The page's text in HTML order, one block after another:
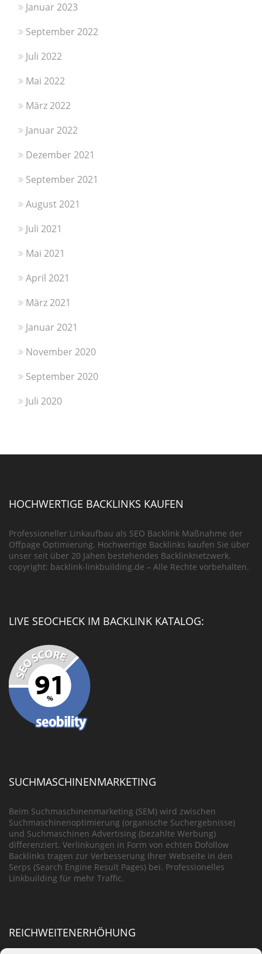
Januar 2023
September 2022
Juli 2022
Mai 2022
März 2022
Januar 2022
Dezember 2021
September 2021
August 2021
Juli 2021
Mai 2021
April 2021
März 2021
Januar 2021
November 2020
September 2020
Juli 2020
HOCHWERTIGE BACKLINKS KAUFEN
Professioneller Linkaufbau als SEO Backlink Maßnahme der
Offpage Optimierung. Hochwertige Backlinks kaufen Sie über
unser seit über 20 Jahen bestehendes Backlinknetzwerk.
copyright: backlink-linkbuilding.de – Alle Rechte vorbehalten.
LIVE SEOCHECK IM BACKLINK KATALOG:
SUCHMASCHINENMARKETING
Beim Suchmaschinenmarketing (SEM) wird zwischen
Suchmaschinenoptimierung (organische Suchergebnisse)
und Suchmaschinen Advertising (bezahlte Werbung)
differenziert. Verlinkungen in Form von echten Dofollow
Backlinks tragen zur Verbesserung Ihrer Webseite in den
Serps (Search Engine Result Pages) bei. Professionelles
Linkbuilding für mehr Traffic.
REICHWEITENERHÖHUNG